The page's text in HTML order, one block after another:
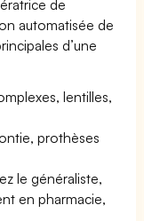
de
automatisée de
d’une
lentilles,
prothèses
le généraliste,
en pharmacie,